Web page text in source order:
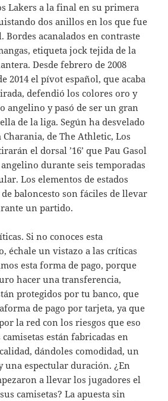
Lakers a la final en su primera
dos anillos en los que fue
Bordes acanalados en contraste
etiqueta jock tejida de la
Desde febrero de 2008
2014 el pívot español, que acaba
defendió los colores oro y
angelino y pasó de ser un gran
de la liga. Según ha desvelado
de The Athletic, Los
el dorsal ’16’ que Pau Gasol
durante seis temporadas
Los elementos de estados
baloncesto son fáciles de llevar
un partido.
Si no conoces esta
échale un vistazo a las críticas
esta forma de pago, porque
hacer una transferencia,
protegidos por tu banco, que
de pago por tarjeta, ya que
la red con los riesgos que eso
están fabricadas en
dándoles comodidad, un
una espectular duración. ¿En
a llevar los jugadores el
camisetas? La apuesta sin